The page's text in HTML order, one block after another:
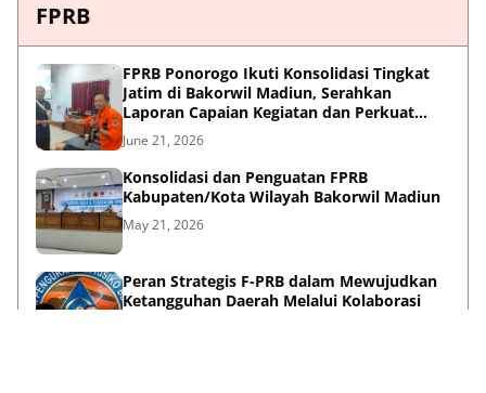
FPRB
FPRB Ponorogo Ikuti Konsolidasi Tingkat
Jatim di Bakorwil Madiun, Serahkan
Laporan Capaian Kegiatan dan Perkuat
Sinergi Pentahelix
June 21, 2026
Konsolidasi dan Penguatan FPRB
Kabupaten/Kota Wilayah Bakorwil Madiun
May 21, 2026
Peran Strategis F-PRB dalam Mewujudkan
Ketangguhan Daerah Melalui Kolaborasi